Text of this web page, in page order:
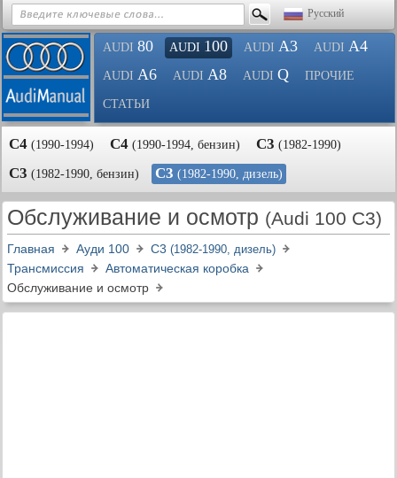
Русский
AUDI 80 AUDI 100 AUDI A3 AUDI A4
AUDI A6 AUDI A8 AUDI Q ПРОЧИЕ
СТАТЬИ
С4 (1990-1994) С4 (1990-1994, бензин) С3 (1982-1990)
С3 (1982-1990, бензин) С3 (1982-1990, дизель)
Обслуживание и осмотр (Audi 100 C3)
Главная Ауди 100 С3 (1982-1990, дизель)
Трансмиссия
Автоматическая коробка
Обслуживание и осмотр